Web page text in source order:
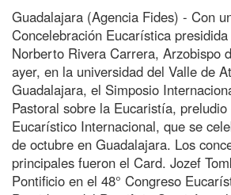
Guadalajara (Agencia Fides) - Con
Concelebración Eucarística
Norberto Rivera Carrera, Arzobispo
ayer, en la universidad del Valle de
Guadalajara, el Simposio
Pastoral sobre la Eucaristía,
Eucarístico Internacional, que se
de octubre en Guadalajara. Los
principales fueron el Card. Jozef
Pontificio en el 48° Congreso